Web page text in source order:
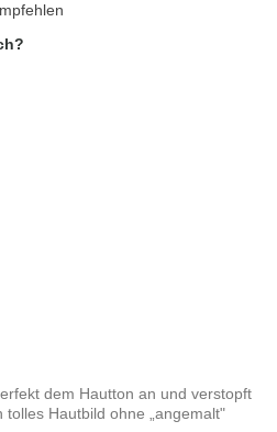
dem Hautton an und verstopft
Hautbild ohne „angemalt"